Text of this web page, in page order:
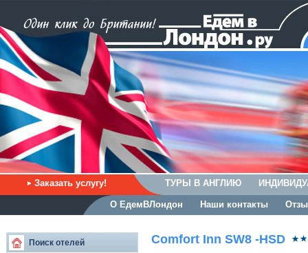
Заказать услугу! ТУРЫ В АНГЛИЮ
О ЕдемВЛондон Наши контакты
Поиск отелей Comfort Inn SW8 -HSD